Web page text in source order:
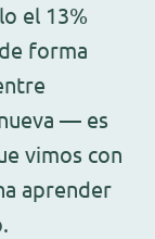
el 13%
forma
— es
vimos con
aprender